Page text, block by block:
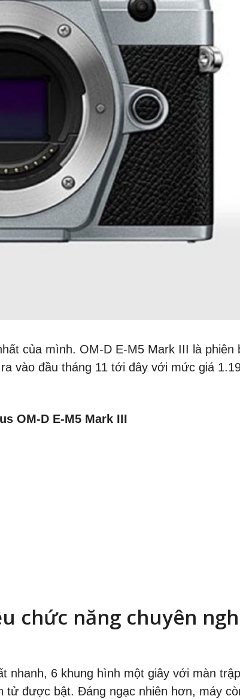
của mình. OM-D E-M5 Mark III là phiên
vào đầu tháng 11 tới đây với mức giá
OM-D E-M5 Mark III
chức năng chuyên
nhanh, 6 khung hình một giây với màn
được bật. Đáng ngạc nhiên hơn, máy